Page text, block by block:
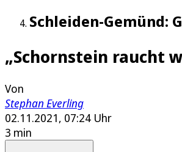
Schleiden-Gemünd:
„Schornstein raucht
Von
Stephan Everling
02.11.2021, 07:24 Uhr
3 min